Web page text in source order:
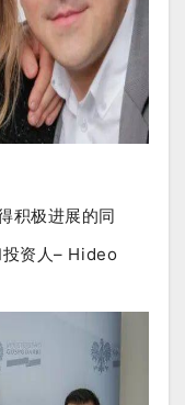
积极进展的同
资人– Hideo